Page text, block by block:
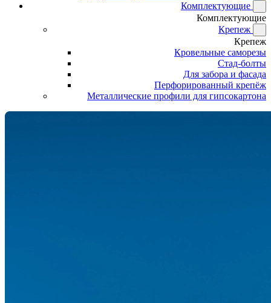
Комплектующие
Комплектующие
Крепеж
Крепеж
Кровельные саморезы
Стад-болты
Для забора и фасада
Перфорированный крепёж
Металлические профили для гипсокартона